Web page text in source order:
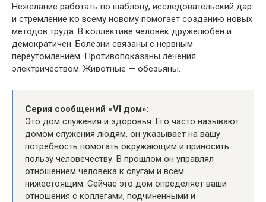
Нежелание работать по шаблону, исследовательский дар
и стремление ко всему новому помогает созданию новых
методов труда. В коллективе человек дружелюбен и
демократичен. Болезни связаны с нервным
переутомлением. Противопоказаны лечения
электричеством. Животные — обезьяны.
Серия сообщений «VI дом»:
Это дом служения и здоровья. Его часто называют
домом служения людям, он указывает на вашу
потребность помогать окружающим и приносить
пользу человечеству. В прошлом он управлял
отношением человека к слугам и всем
нижестоящим. Сейчас это дом определяет ваши
отношения с коллегами, подчиненными и